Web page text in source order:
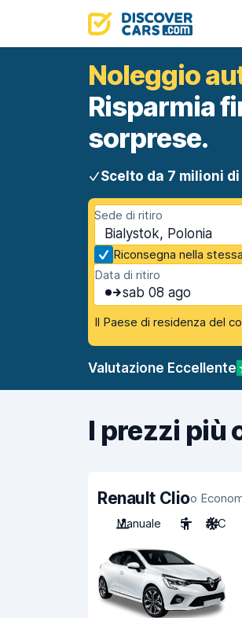
Noleggio
Risparmia
sorprese.
Scelto da 7 milioni
Sede di ritiro
Bialystok, Polonia
Riconsegna nella
Data di ritiro
sab 08 ago
Il Paese di residenza del
Valutazione Eccellente
I prezzi più
Renault Clioo
Manuale
5 A/C